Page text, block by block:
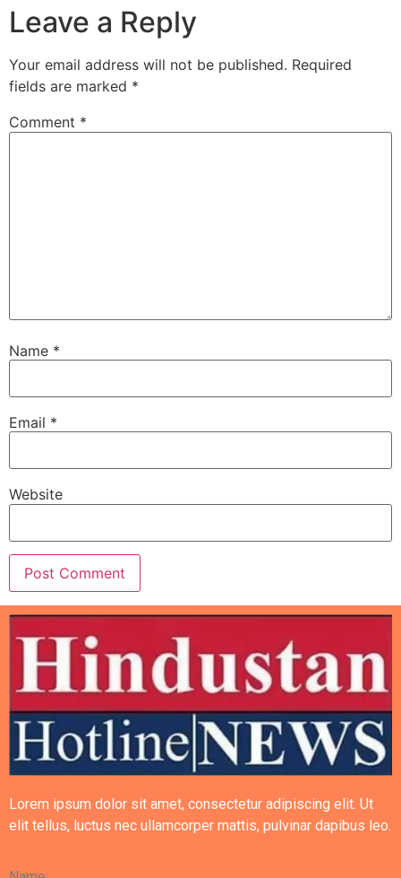
Leave a Reply
Your email address will not be published. Required
fields are marked *
Comment *
Name *
Email *
Website
Lorem ipsum dolor sit amet, consectetur adipiscing elit. Ut
elit tellus, luctus nec ullamcorper mattis, pulvinar dapibus leo.